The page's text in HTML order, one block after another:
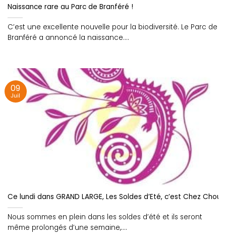
Naissance rare au Parc de Branféré !
C’est une excellente nouvelle pour la biodiversité. Le Parc de
Branféré a annoncé la naissance....
Ce lundi dans GRAND LARGE, Les Soldes d’Eté, c’est Chez
Nous sommes en plein dans les soldes d’été et ils seront
même prolongés d’une semaine,....
09
Juil